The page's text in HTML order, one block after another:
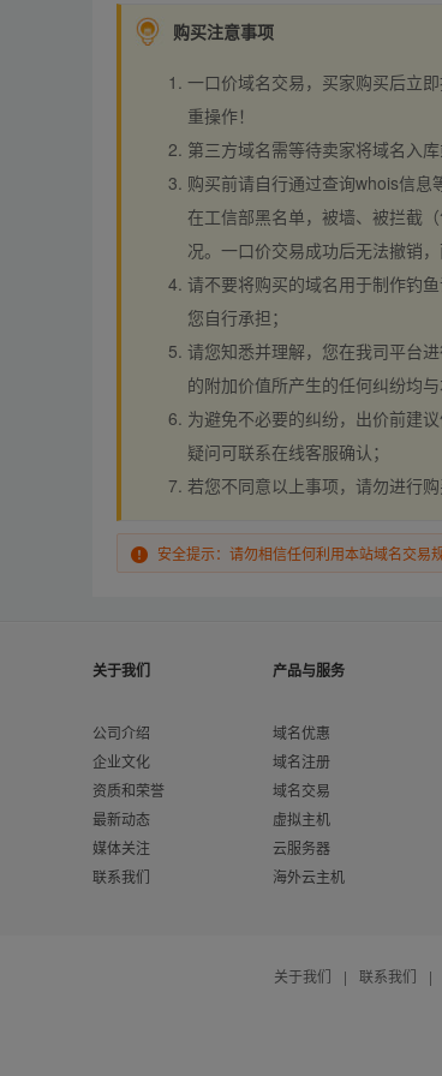
购买注意事项
一口价域名交易，买家购买后立
重操作！
第三方域名需等待卖家将域名入
购买前请自行通过查询whois信
在工信部黑名单，被墙、被拦截
况。一口价交易成功后无法撤销
请不要将购买的域名用于制作钓
您自行承担；
请您知悉并理解，您在我司平台
的附加价值所产生的任何纠纷均与
为避免不必要的纠纷，出价前建
疑问可联系在线客服确认；
若您不同意以上事项，请勿进行
安全提示：请勿相信任何利用本站域名交易
关于我们
公司介绍
企业文化
资质和荣誉
最新动态
媒体关注
联系我们
产品与服务
域名优惠
域名注册
域名交易
虚拟主机
云服务器
海外云主机
关于我们 | 联系我们 |